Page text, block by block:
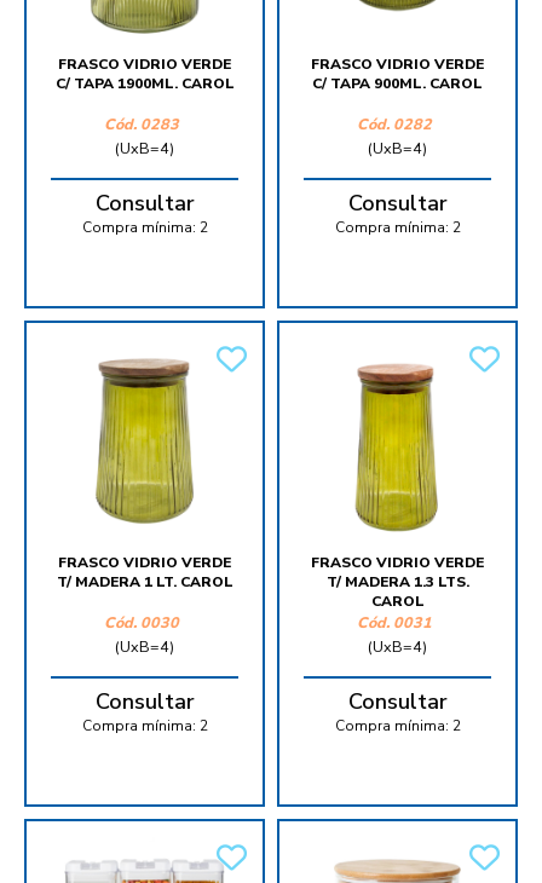
FRASCO VIDRIO VERDE
C/ TAPA 1900ML. CAROL
Cód. 0283
(UxB=4)
Consultar
Compra mínima: 2
FRASCO VIDRIO VERDE
C/ TAPA 900ML. CAROL
Cód. 0282
(UxB=4)
Consultar
Compra mínima: 2
FRASCO VIDRIO VERDE
T/ MADERA 1 LT. CAROL
Cód. 0030
(UxB=4)
Consultar
Compra mínima: 2
FRASCO VIDRIO VERDE
T/ MADERA 1.3 LTS.
CAROL
Cód. 0031
(UxB=4)
Consultar
Compra mínima: 2